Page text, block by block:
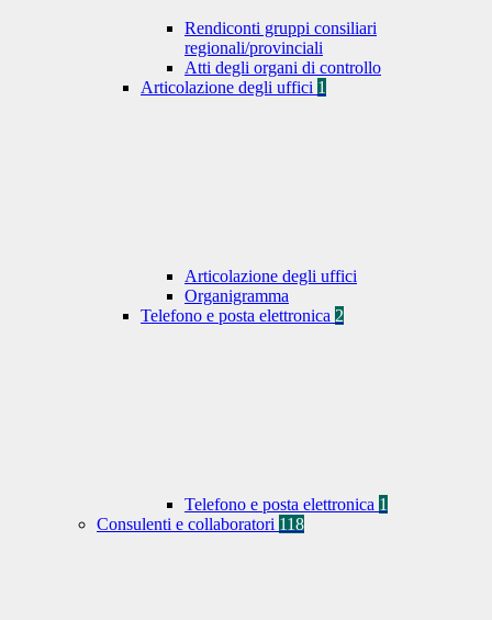
Rendiconti gruppi consiliari
regionali/provinciali
Atti degli organi di controllo
Articolazione degli uffici 1
Articolazione degli uffici
Organigramma
Telefono e posta elettronica 2
Telefono e posta elettronica 1
Consulenti e collaboratori 118